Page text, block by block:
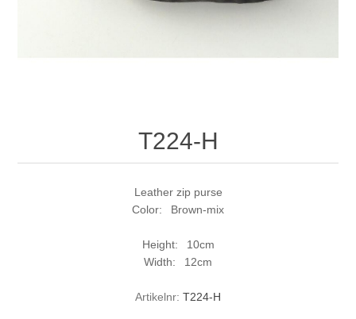
T224-H
Leather zip purse
Color: Brown-mix
Height: 10cm
Width: 12cm
Artikelnr: T224-H